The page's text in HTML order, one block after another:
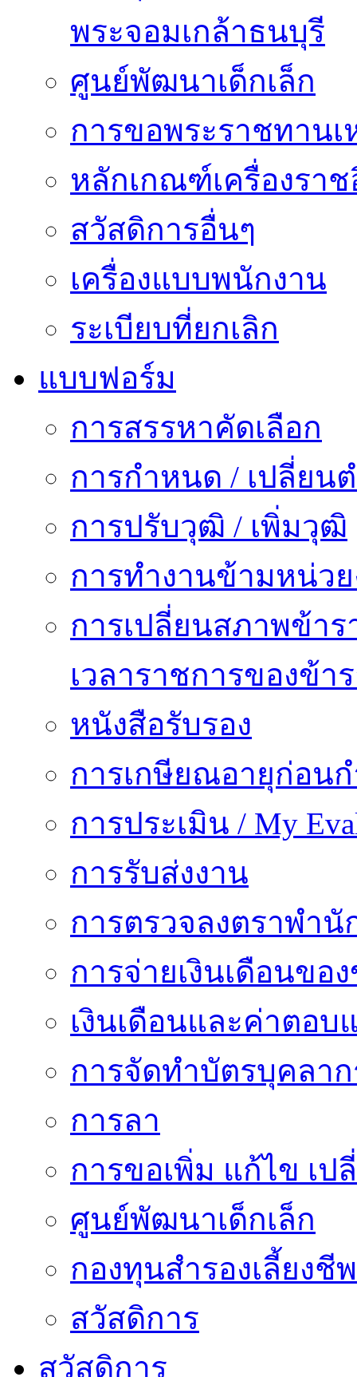
พระจอมเกล้าธนบุรี
ศูนย์พัฒนาเด็กเล็ก
การขอพระราชทาน
หลักเกณฑ์เครื่องรา
สวัสดิการอื่นๆ
เครื่องแบบพนักงาน
ระเบียบที่ยกเลิก
แบบฟอร์ม
การสรรหาคัดเลือก
การกำหนด / เปลี่ยน
การปรับวุฒิ / เพิ่มวุฒิ
การทำงานข้ามหน่ว
การเปลี่ยนสภาพข้า
เวลาราชการของข้า
หนังสือรับรอง
การเกษียณอายุก่อน
การประเมิน / My
การรับส่งงาน
การตรวจลงตราพำ
การจ่ายเงินเดือนขอ
เงินเดือนและค่าตอบ
การจัดทำบัตรบุคลา
การลา
การขอเพิ่ม แก้ไข เ
ศูนย์พัฒนาเด็กเล็ก
กองทุนสำรองเลี้ยงชีพ
สวัสดิการ
สวัสดิการ